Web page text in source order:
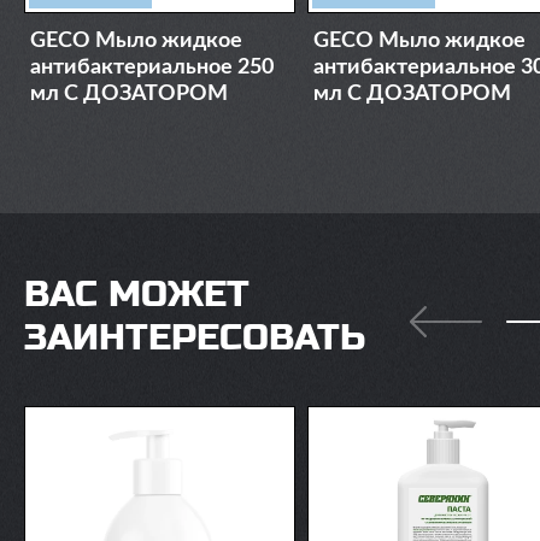
GECO Мыло жидкое
антибактериальное 250
мл С ДОЗАТОРОМ
GECO Мыло жидкое
антибактериальное
мл С ДОЗАТОРОМ
ВАС МОЖЕТ
ЗАИНТЕРЕСОВАТЬ